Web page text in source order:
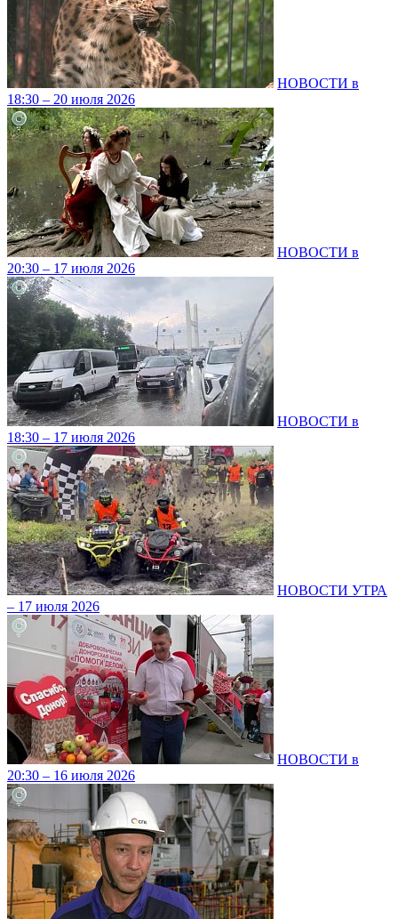
НОВОСТИ в
18:30 – 20 июля 2026
НОВОСТИ в
20:30 – 17 июля 2026
НОВОСТИ в
18:30 – 17 июля 2026
НОВОСТИ УТРА
– 17 июля 2026
НОВОСТИ в
20:30 – 16 июля 2026